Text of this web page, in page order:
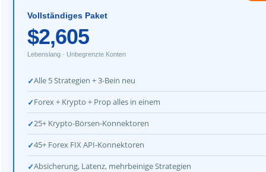
Vollständiges Paket
$2,605
Lebenslang · Unbegrenzte Konten
Alle 5 Strategien + 3-Bein neu
Forex + Krypto + Prop alles in einem
25+ Krypto-Börsen-Konnektoren
45+ Forex FIX API-Konnektoren
Absicherung, Latenz, mehrbeinige Strategien